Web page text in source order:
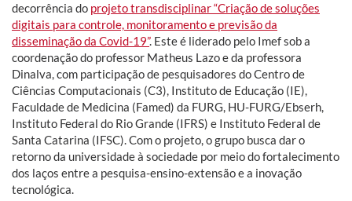
decorrência do projeto transdisciplinar “Criação de soluções
digitais para controle, monitoramento e previsão da
disseminação da Covid-19”. Este é liderado pelo Imef sob a
coordenação do professor Matheus Lazo e da professora
Dinalva, com participação de pesquisadores do Centro de
Ciências Computacionais (C3), Instituto de Educação (IE),
Faculdade de Medicina (Famed) da FURG, HU-FURG/Ebserh,
Instituto Federal do Rio Grande (IFRS) e Instituto Federal de
Santa Catarina (IFSC). Com o projeto, o grupo busca dar o
retorno da universidade à sociedade por meio do fortalecimento
dos laços entre a pesquisa-ensino-extensão e a inovação
tecnológica.